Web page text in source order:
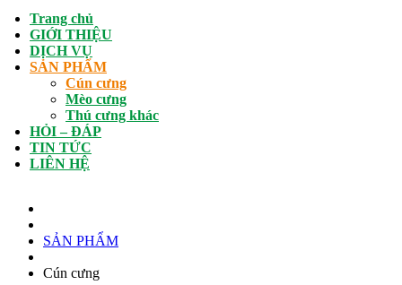
Trang chủ
GIỚI THIỆU
DỊCH VỤ
SẢN PHẨM
Cún cưng
Mèo cưng
Thú cưng khác
HỎI – ĐÁP
TIN TỨC
LIÊN HỆ
SẢN PHẨM
Cún cưng